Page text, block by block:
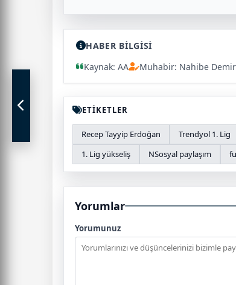
HABER BİLGİSİ
Kaynak: AA
Muhabir: Nahibe
ETİKETLER
Recep Tayyip Erdoğan Trendyol 1. Lig
1. Lig yükseliş
NSosyal paylaşım
Yorumlar
Yorumunuz